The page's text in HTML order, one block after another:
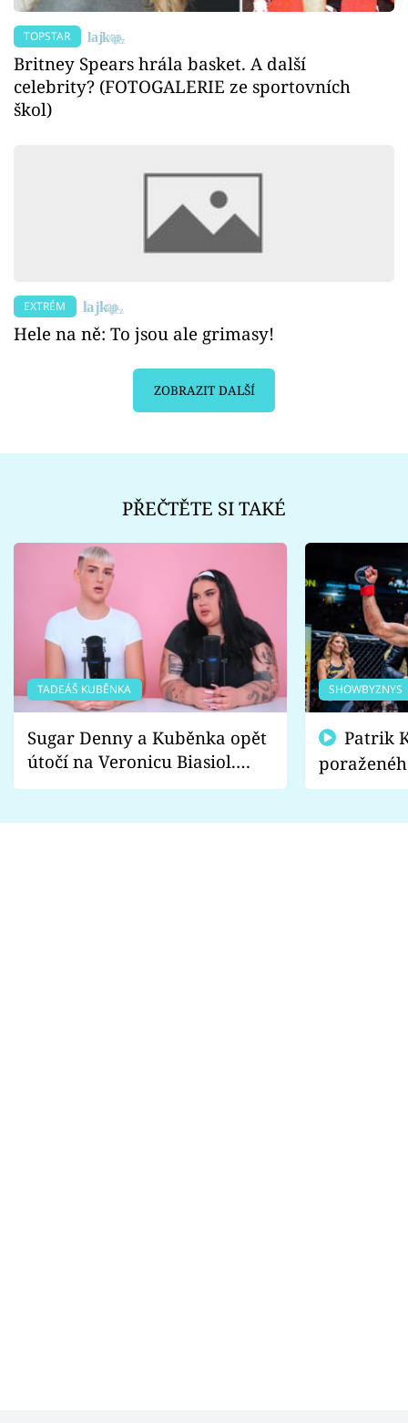
TOPSTAR
Britney Spears hrála basket. A další
celebrity? (FOTOGALERIE ze sportovních
škol)
EXTRÉM
Hele na ně: To jsou ale grimasy!
ZOBRAZIT DALŠÍ
PŘEČTĚTE SI TAKÉ
TADEÁŠ KUBĚNKA
Sugar Denny a Kuběnka opět
útočí na Veronicu Biasiol.
Proč je podle nich falešná a
SHOWBYZNYS
fanoušci